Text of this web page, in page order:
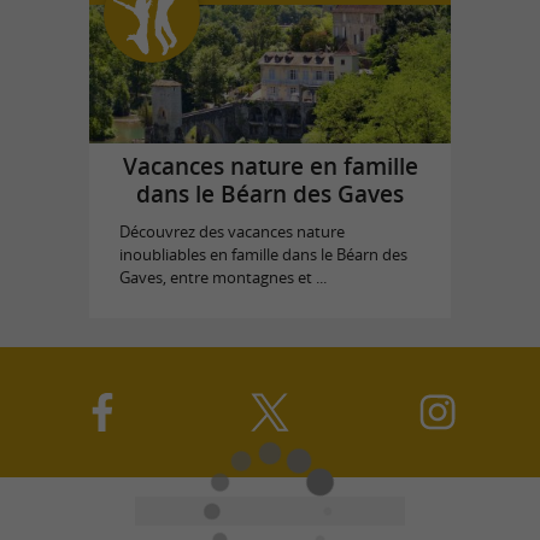
Vacances nature en famille
dans le Béarn des Gaves
Découvrez des vacances nature
inoubliables en famille dans le Béarn des
Gaves, entre montagnes et ...